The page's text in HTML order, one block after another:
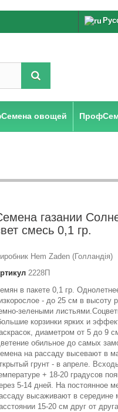
овощей
газании
смесь 0,1 гр.
Hem Zaden (Голландія)
2228П
в пакете 0,1 гр.
- до 25 см в высоту
зелеными
корзинки ярких и
диаметром от 5 до 9
обильное до самых
на рассаду высевают в
грунт - в апреле.
+ 18-20 градусов
5-14 дней. На постоянное
высаживают в середине
15-20 см друг от